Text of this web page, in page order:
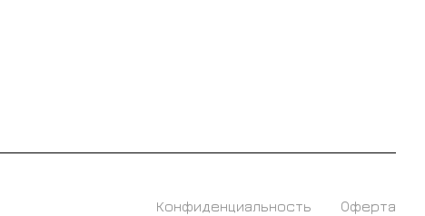
Конфиденциальность Оферта